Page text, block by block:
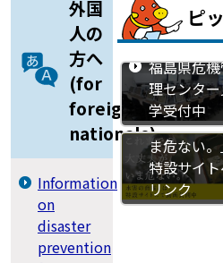
外国
人の
方へ
(for
foreign
nationals)
Information
on
disaster
prevention
ピ
福島県危
理センタ
学受付中
「これま
大丈夫が
ま危ない。
特設サイ
リンク